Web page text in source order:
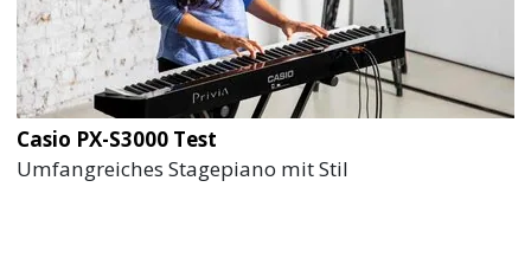
Casio PX-S3000 Test
Umfangreiches Stagepiano mit Stil